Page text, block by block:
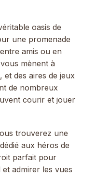
oasis de
une promenade
amis ou en
mènent à
et des aires de jeux
de nombreux
courir et jouer
trouverez une
aux héros de
parfait pour
admirer les vues